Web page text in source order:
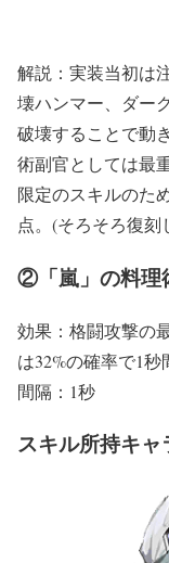
解説：実装当初は
壊ハンマー、ダー
破壊することで動
術副官としては最
限定のスキルのた
点。(そろそろ復刻
②「嵐」の料理
効果：格闘攻撃の
は32%の確率で1
間隔：1秒
スキル所持キャ